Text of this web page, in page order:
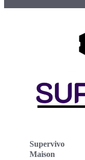
Supervivo
Maison